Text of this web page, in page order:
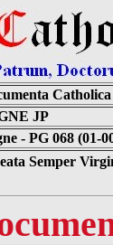
JP
- PG 068 (01-
Semper